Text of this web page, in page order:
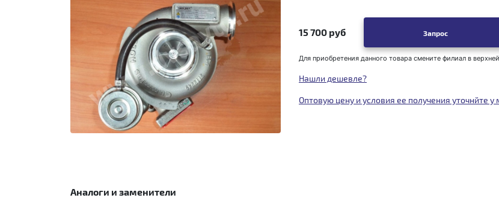
15 700 руб Запрос
Для приобретения данного товара смените филиал в
Нашли дешевле?
Оптовую цену и условия ее получения уточнйте
Аналоги и заменители